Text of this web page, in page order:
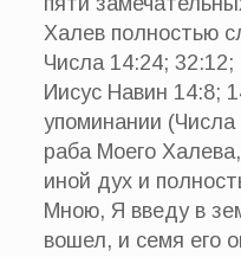
Халев полностью
Числа 14:24; 32:12;
Иисус Навин 14:8;
упоминании (Числа
раба Моего
иной дух и
Мною, Я введу в
вошел, и семя его